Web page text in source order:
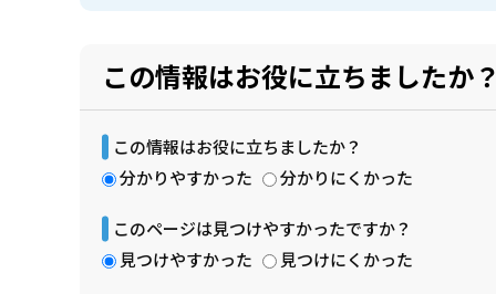
この情報はお役に立ちましたか？
この情報はお役に立ちましたか？
分かりやすかった
分かりにくかった
このページは見つけやすかったですか？
見つけやすかった
見つけにくかった